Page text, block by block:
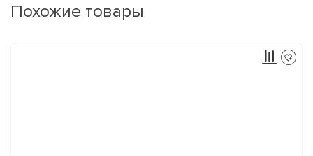
Похожие товары